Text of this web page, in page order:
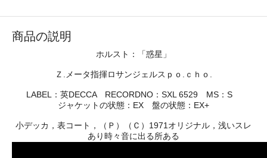
商品の説明
ホルスト：「惑星」
Ｚ.メータ指揮ロサンジェルスｐｏ.ｃｈｏ.
LABEL：英DECCA RECORDNO：SXL 6529 MS：S
ジャケットの状態：EX 盤の状態：EX+
小デッカ，表コート，（Ｐ）（Ｃ）1971オリジナル，浅いスレ
あり時々音に出る所ある